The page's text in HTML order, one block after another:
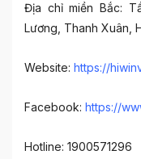
Địa chỉ miền Bắc:
Lương, Thanh Xuân,
Website: https://
Facebook: https://
Hotline: 1900571296